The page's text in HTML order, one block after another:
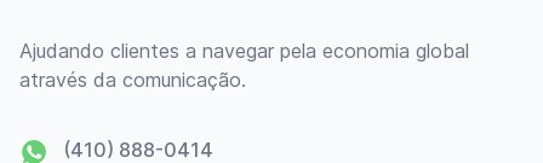
Ajudando clientes a navegar pela economia global
através da comunicação.
(410) 888-0414